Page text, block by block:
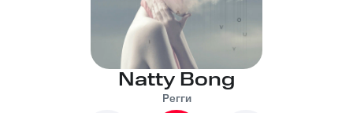
Natty Bong
Регги